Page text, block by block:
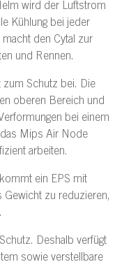
wird der Luftstrom
Kühlung bei jeder
den Cytal zur
und Rennen.
zum Schutz bei. Die
oberen Bereich und
bei einem
Mips Air Node
arbeiten.
ein EPS mit
Gewicht zu reduzieren,
Deshalb verfügt
sowie verstellbare